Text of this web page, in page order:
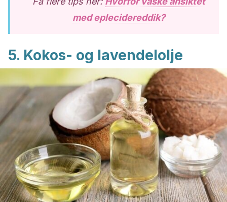
med eplecidereddik?
5. Kokos- og lavendelolje